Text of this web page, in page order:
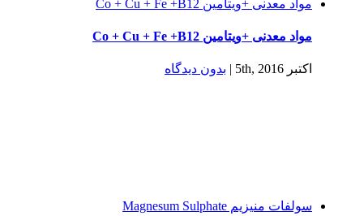
مواد معدنی +ویتامین Co + Cu + Fe +B12
مواد معدنی +ویتامین Co + Cu + Fe +B12
اکتبر 5th, 2016 | بدون ديدگاه
سولفات منيزيم Magnesum Sulphate